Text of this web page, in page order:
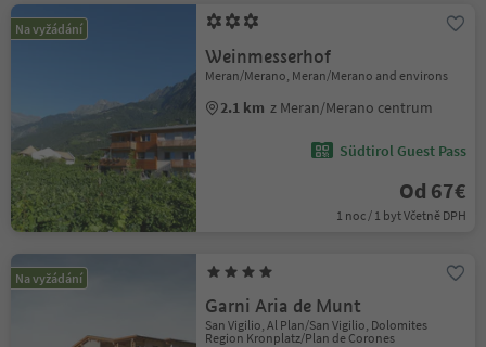
Na vyžádání
Weinmesserhof
Meran/Merano, Meran/Merano and environs
2.1 km z Meran/Merano centrum
Südtirol Guest Pass
Od 67€
1 noc / 1 byt Včetně DPH
Na vyžádání
Garni Aria de Munt
San Vigilio, Al Plan/San Vigilio, Dolomites
Region Kronplatz/Plan de Corones